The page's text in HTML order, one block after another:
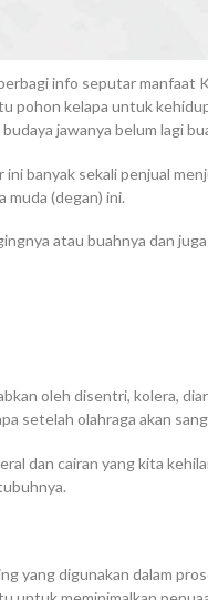
info seputar
kelapa untuk
jawanya belum lagi
banyak sekali penjual
muda (degan) ini.
atau buahnya dan
oleh disentri, kolera,
setelah olahraga akan
dan cairan yang kita
yang digunakan dalam